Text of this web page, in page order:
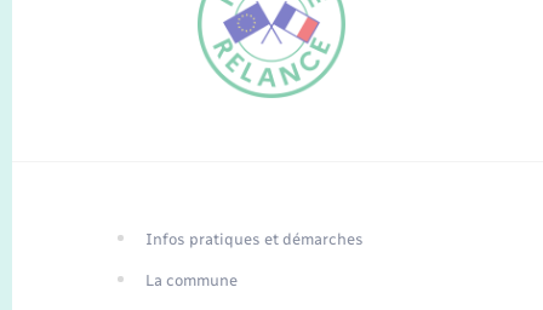
Traduction du
Infos pratiques et démarches
La commune